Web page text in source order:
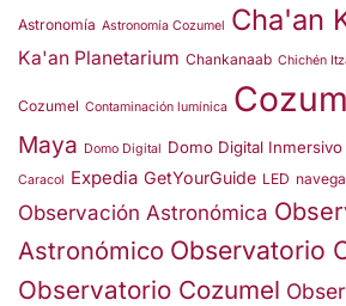
Astronomía Astronomía Cozumel Cha'an
Ka'an Planetarium Chankanaab Chichén
Cozumel Contaminación lumínica
Maya Domo Digital Domo Digital Inmersivo
Caracol Expedia GetYourGuide LED
Observación Astronómica
Astronómico Observatorio
Observatorio Cozumel